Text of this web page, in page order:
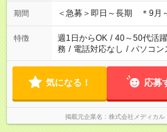
期間 ＜急募＞即日～長期 ＊9月
特徴 週1日からOK / 40～50代活
務 / 電話対応なし / パソコン
気になる！ 応募
掲載元企業名 株式会社メディカ